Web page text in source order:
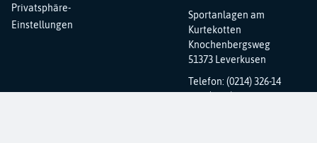
Privatsphäre-
Einstellungen
Sportanlagen am
Kurtekotten
Knochenbergsweg
51373 Leverkusen
Telefon: (0214) 326-14